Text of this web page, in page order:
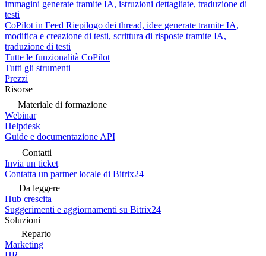
immagini generate tramite IA, istruzioni dettagliate, traduzione di
testi
CoPilot in Feed Riepilogo dei thread, idee generate tramite IA,
modifica e creazione di testi, scrittura di risposte tramite IA,
traduzione di testi
Tutte le funzionalità CoPilot
Tutti gli strumenti
Prezzi
Risorse
Materiale di formazione
Webinar
Helpdesk
Guide e documentazione API
Contatti
Invia un ticket
Contatta un partner locale di Bitrix24
Da leggere
Hub crescita
Suggerimenti e aggiornamenti su Bitrix24
Soluzioni
Reparto
Marketing